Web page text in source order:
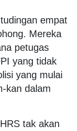
empat
Mereka
petugas
yang tidak
yang mulai
kan dalam
tak akan